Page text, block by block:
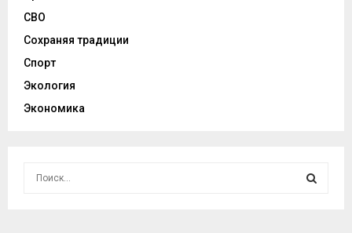
СВО
Сохраняя традиции
Спорт
Экология
Экономика